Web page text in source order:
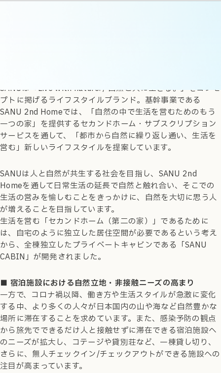
SANUは「Live with nature. / 自然と共に生きる。」をコンセ
プトに掲げるライフスタイルブランド。基幹事業である
SANU 2nd Homeでは、「自然の中で生活を営むためのもう
一つの家」を提供するセカンドホーム・サブスクリプション
サービスを通して、「都市から自然に繰り返し通い、生活を
営む」新しいライフスタイルを提案しています。
SANUは人と自然が共生する社会を目指し、SANU 2nd
Homeを通して日常生活の延長で自然と触れ合い、そこでの
生活の営みを愉しむことをきっかけに、自然を大切に思う人
が増えることを目指しています。
生活を営む「セカンドホーム（第二の家）」であるために
は、自宅のように独立した居住空間が必要であるという考え
から、全棟独立したプライベートキャビンである「SANU
CABIN」が開発されました。
■ 宿泊施設における自然立地・非接触ニーズの高まり
一方で、コロナ禍以降、働き方や生活スタイルが急激に変化
する中、より多くの人々が日本国内の山や海など自然豊かな
場所に滞在することを求めています。また、感染予防の観点
から旅先でできるだけ人と接触せずに滞在できる宿泊施設へ
のニーズが拡大し、コテージや貸別荘など、一棟貸し切り、
さらに、無人チェックイン/チェックアウトができる施設への
注目が高まっています。